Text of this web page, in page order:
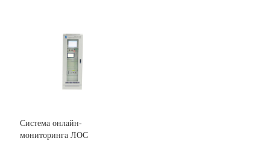
Система онлайн-
мониторинга ЛОС